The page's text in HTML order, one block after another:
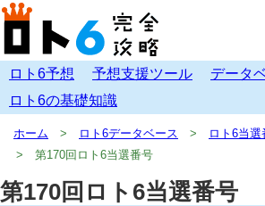
ロト6予想 予想支援ツール
データ
ロト6の基礎知識
ホーム ロト6データベース
ロト6当
第170回ロト6当選番号
第170回ロト6当選番号